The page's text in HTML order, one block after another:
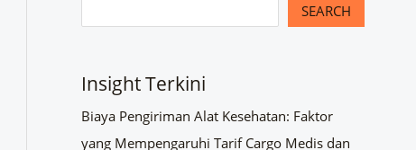
SEARCH
Insight Terkini
Biaya Pengiriman Alat Kesehatan: Faktor
yang Mempengaruhi Tarif Cargo Medis dan